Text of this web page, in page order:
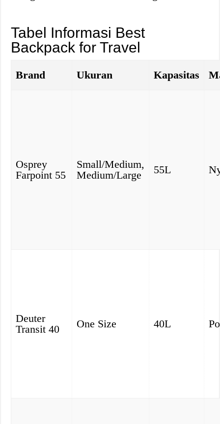
Tabel Informasi Best
Backpack for Travel
Brand Ukuran Kapasitas
Osprey
Farpoint 55
Small/Medium,
Medium/Large
55L
Deuter
Transit 40
One Size 40L